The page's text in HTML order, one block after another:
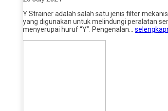
Y Strainer adalah salah satu jenis filter
yang digunakan untuk melindungi peralatan
menyerupai huruf “Y”. Pengenalan…